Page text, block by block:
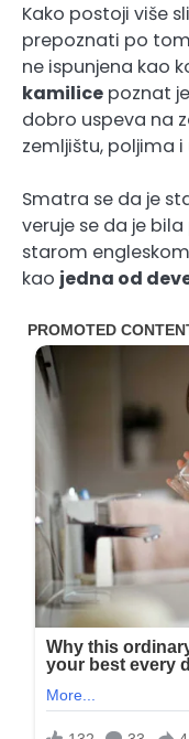
Kako postoji više
prepoznati po
ne ispunjena kao
kamilice poznat
dobro uspeva na
zemljištu, poljima i
Smatra se da je
veruje se da je bila
starom
kao jedna od